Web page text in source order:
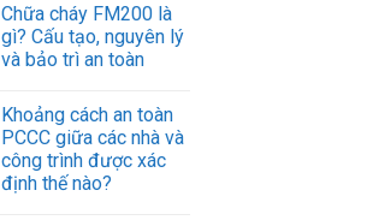
Chữa cháy FM200 là
gì? Cấu tạo, nguyên lý
và bảo trì an toàn
Khoảng cách an toàn
PCCC giữa các nhà và
công trình được xác
định thế nào?